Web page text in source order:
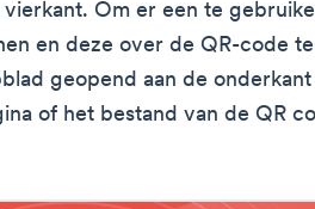
Om er een te
en deze over de QR-code
geopend aan de
of het bestand van de QR